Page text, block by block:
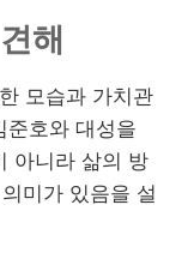
해
모습과 가치관
준호와 대성을
아니라 삶의 방
미가 있음을 설